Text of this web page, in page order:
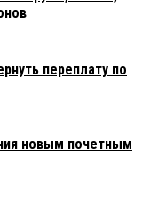
переплату по
новым почетным